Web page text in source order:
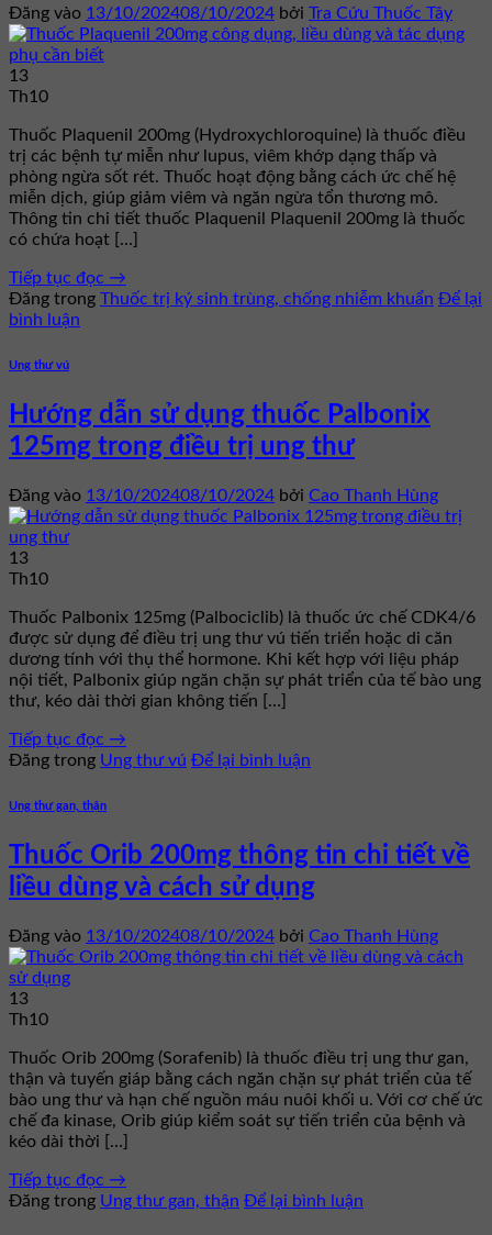
Đăng vào 13/10/202408/10/2024 bởi Tra Cứu Thuốc Tây
13
Th10
Thuốc Plaquenil 200mg (Hydroxychloroquine) là thuốc điều
trị các bệnh tự miễn như lupus, viêm khớp dạng thấp và
phòng ngừa sốt rét. Thuốc hoạt động bằng cách ức chế hệ
miễn dịch, giúp giảm viêm và ngăn ngừa tổn thương mô.
Thông tin chi tiết thuốc Plaquenil Plaquenil 200mg là thuốc
có chứa hoạt […]
Tiếp tục đọc →
Đăng trong Thuốc trị ký sinh trùng, chống nhiễm khuẩn Để lại
bình luận
Ung thư vú
Hướng dẫn sử dụng thuốc Palbonix
125mg trong điều trị ung thư
Đăng vào 13/10/202408/10/2024 bởi Cao Thanh Hùng
13
Th10
Thuốc Palbonix 125mg (Palbociclib) là thuốc ức chế CDK4/6
được sử dụng để điều trị ung thư vú tiến triển hoặc di căn
dương tính với thụ thể hormone. Khi kết hợp với liệu pháp
nội tiết, Palbonix giúp ngăn chặn sự phát triển của tế bào ung
thư, kéo dài thời gian không tiến […]
Tiếp tục đọc →
Đăng trong Ung thư vú Để lại bình luận
Ung thư gan, thận
Thuốc Orib 200mg thông tin chi tiết về
liều dùng và cách sử dụng
Đăng vào 13/10/202408/10/2024 bởi Cao Thanh Hùng
13
Th10
Thuốc Orib 200mg (Sorafenib) là thuốc điều trị ung thư gan,
thận và tuyến giáp bằng cách ngăn chặn sự phát triển của tế
bào ung thư và hạn chế nguồn máu nuôi khối u. Với cơ chế ức
chế đa kinase, Orib giúp kiểm soát sự tiến triển của bệnh và
kéo dài thời […]
Tiếp tục đọc →
Đăng trong Ung thư gan, thận Để lại bình luận